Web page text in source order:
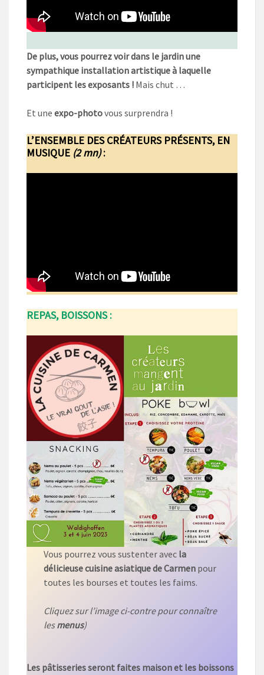
De plus, vous pourrez voir dans le jardin une
sympathique installation artistique à laquelle
participent les exposants ! Mais chut …
Et une expo-photovous surprendra !
L’ENSEMBLE DES CRÉATEURS PRÉSENTS, EN
MUSIQUE (2 mn):
REPAS, BOISSONS :
Vous pourrez vous sustenter avec la
délicieuse cuisine asiatique de Carmenpour
toutes les bourses et toutes les faims.
Cliquez sur l’image ci-contre pour connaître
lesmenus)
Les pâtisseries seront faites maison et les boissons